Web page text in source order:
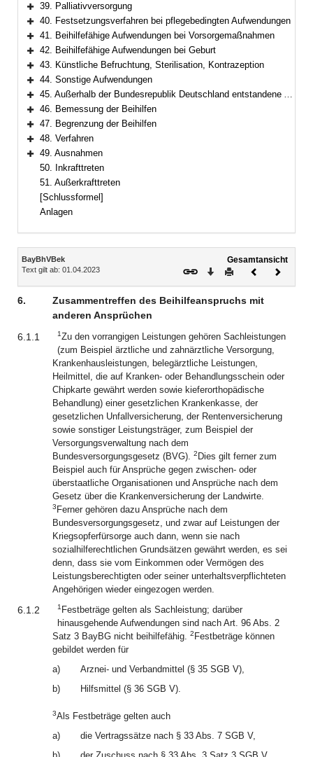
Bereich erweitern
39. Palliativversorgung
Bereich erweitern
40. Festsetzungsverfahren bei pflegebedingten Aufwendungen
Bereich erweitern
41. Beihilfefähige Aufwendungen bei Vorsorgemaßnahmen
Bereich erweitern
42. Beihilfefähige Aufwendungen bei Geburt
Bereich erweitern
43. Künstliche Befruchtung, Sterilisation, Kontrazeption
Bereich erweitern
44. Sonstige Aufwendungen
Bereich erweitern
45. Außerhalb der Bundesrepublik Deutschland entstandene Aufwendungen
Bereich erweitern
46. Bemessung der Beihilfen
Bereich erweitern
47. Begrenzung der Beihilfen
Bereich erweitern
48. Verfahren
Bereich erweitern
49. Ausnahmen
50. Inkrafttreten
51. Außerkrafttreten
[Schlussformel]
Anlagen
Inhalt
BayBhVBek
Text gilt ab: 01.04.2023
Gesamtansicht
Download
DruckenVorheriges
6.
Zusammentreffen des Beihilfeanspruchs mit
anderen Ansprüchen
6.1.1
1Zu den vorrangigen Leistungen gehören Sachleistungen
(zum Beispiel ärztliche und zahnärztliche Versorgung,
Krankenhausleistungen, belegärztliche Leistungen,
Heilmittel, die auf Kranken- oder Behandlungsschein oder
Chipkarte gewährt werden sowie kieferorthopädische
Behandlung) einer gesetzlichen Krankenkasse, der
gesetzlichen Unfallversicherung, der Rentenversicherung
sowie sonstiger Leistungsträger, zum Beispiel der
Versorgungsverwaltung nach dem
Bundesversorgungsgesetz (BVG). 2 Dies gilt ferner zum
Beispiel auch für Ansprüche gegen zwischen- oder
überstaatliche Organisationen und Ansprüche nach dem
Gesetz über die Krankenversicherung der Landwirte.
3 Ferner gehören dazu Ansprüche nach dem
Bundesversorgungsgesetz, und zwar auf Leistungen der
Kriegsopferfürsorge auch dann, wenn sie nach
sozialhilferechtlichen Grundsätzen gewährt werden, es sei
denn, dass sie vom Einkommen oder Vermögen des
Leistungsberechtigten oder seiner unterhaltsverpflichteten
Angehörigen wieder eingezogen werden.
6.1.2 1 Festbeträge gelten als Sachleistung; darüber
hinausgehende Aufwendungen sind nach Art. 96 Abs. 2
Satz 3 BayBG nicht beihilfefähig. 2 Festbeträge können
gebildet werden für
a)
Arznei- und Verbandmittel (§ 35 SGB V),
b)
Hilfsmittel (§ 36 SGB V).
3Als Festbeträge gelten auch
a)
die Vertragssätze nach § 33 Abs. 7 SGB V,